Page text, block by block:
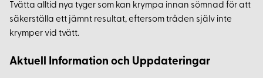
Tvätta alltid nya tyger som kan krympa innan sömnad för att
säkerställa ett jämnt resultat, eftersom tråden själv inte
krymper vid tvätt.
Aktuell Information och Uppdateringar